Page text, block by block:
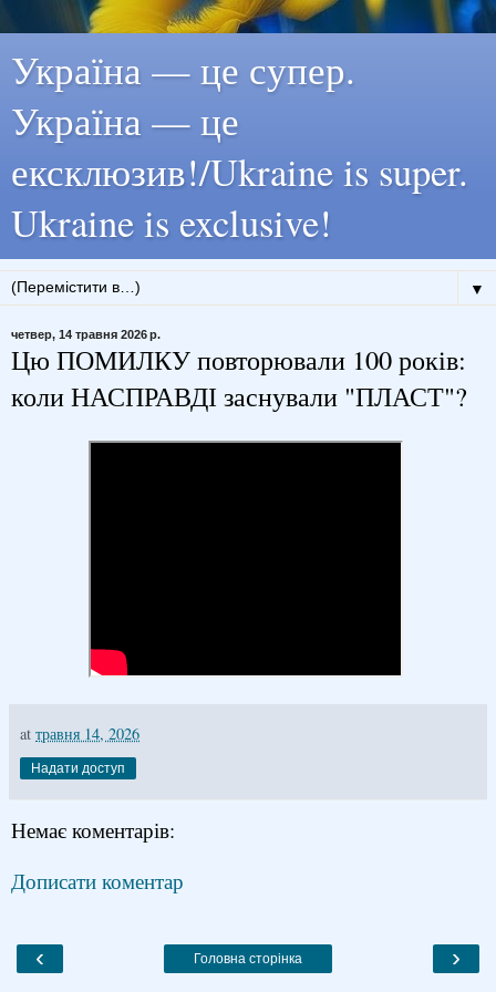
Україна — це супер.
Україна — це
ексклюзив!/Ukraine is super.
Ukraine is exclusive!
▼
четвер, 14 травня 2026 р.
Цю ПОМИЛКУ повторювали 100 років:
коли НАСПРАВДІ заснували "ПЛАСТ"?
at травня 14, 2026
Надати доступ
Немає коментарів:
Дописати коментар
‹ ›
Головна сторінка